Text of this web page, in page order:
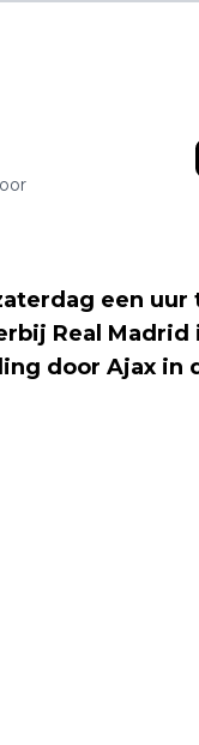
een uur
Real Madrid
door Ajax in